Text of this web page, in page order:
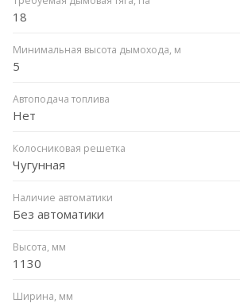
18
Минимальная высота дымохода, м
5
Автоподача топлива
Нет
Колосниковая решетка
Чугунная
Наличие автоматики
Без автоматики
Высота, мм
1130
Ширина, мм